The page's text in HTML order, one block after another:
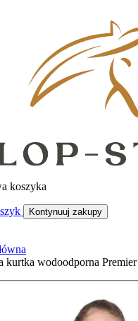
koszyka
Kontynuuj zakupy
kurtka wodoodporna Premier